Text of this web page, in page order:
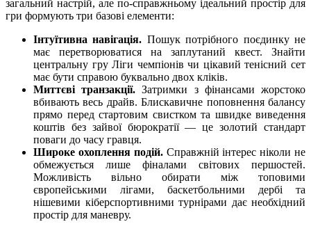
загальний настрій, але по-справжньому ідеальний простір для
гри формують три базові елементи:
Інтуїтивна навігація. Пошук потрібного поєдинку не
має перетворюватися на заплутаний квест. Знайти
центральну гру Ліги чемпіонів чи цікавий тенісний сет
має бути справою буквально двох кліків.
Миттєві транзакції. Затримки з фінансами жорстоко
вбивають весь драйв. Блискавичне поповнення балансу
прямо перед стартовим свистком та швидке виведення
коштів без зайвої бюрократії — це золотий стандарт
поваги до часу гравця.
Широке охоплення подій.Справжній інтерес ніколи не
обмежується лише фіналами світових першостей.
Можливість вільно обирати між топовими
європейськими лігами, баскетбольними дербі та
нішевими кіберспортивними турнірами дає необхідний
простір для маневру.